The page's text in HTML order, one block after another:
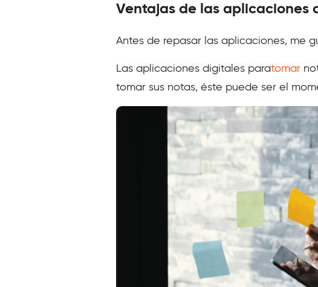
Ventajas de las aplicaciones
Antes de repasar las aplicaciones, me
Las aplicaciones digitales paratomar
tomar sus notas, éste puede ser el